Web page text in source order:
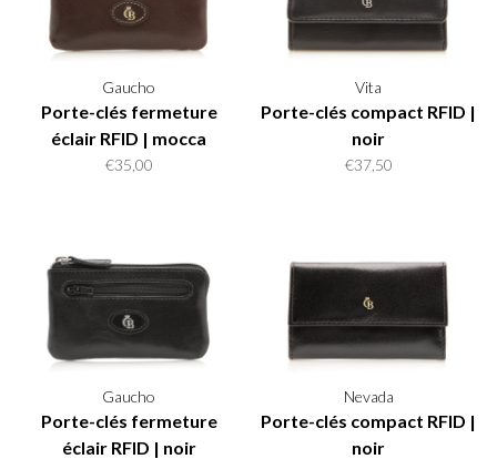
Gaucho
Porte-clés fermeture
éclair RFID | mocca
€35,00
Vita
Porte-clés compact RFID |
noir
€37,50
Gaucho
Porte-clés fermeture
éclair RFID | noir
Nevada
Porte-clés compact RFID |
noir